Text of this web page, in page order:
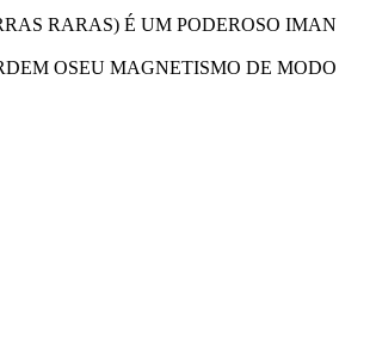
RARAS) É UM PODEROSO IMAN
OSEU MAGNETISMO DE MODO